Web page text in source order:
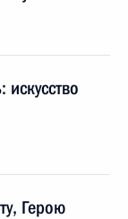
искусство
Герою